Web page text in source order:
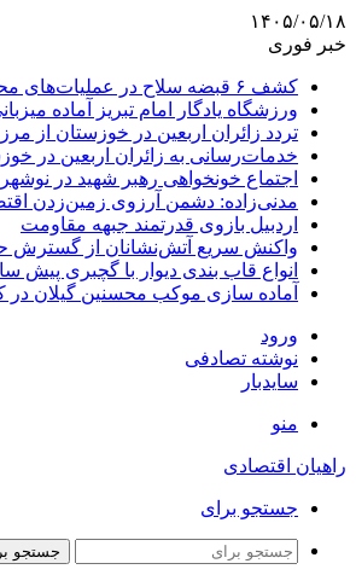
۱۴۰۵/۰۵/۱۸
خبر فوری
کشف ۶ قبضه سلاح در عملیات‌های محیط‌زیستی مازندران
ورزشگاه یادگار امام تبریز آماده
تردد زائران اربعین در خوزستان از مرز ۲ میلیون گذشت
خدمات‌رسانی به زائران اربعین در
اجتماع خونخواهی رهبر شهید در نوشهر
مدنی‌زاده: دشمن آرزوی زمین‌زدن
اردبیل بازوی قدرتمند جبهه مقاومت
واکنش سریع آتش‌نشانان از گسترش
انواع قاب بندی دیوار با گچبری
آماده سازی موکب محسنین گیلان در
ورود
نوشته تصادفی
سایدبار
منو
راهیان اقتصادی
جستجو برای
جستجو